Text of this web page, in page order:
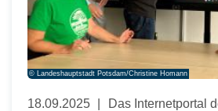
© Landeshauptstadt Potsdam/Christine Homann
18.09.2025
Das Internetportal